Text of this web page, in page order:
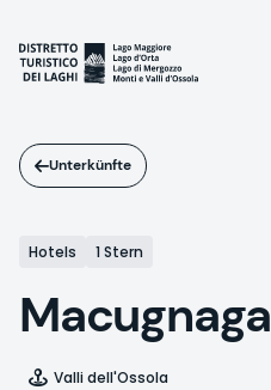
Inhalt
Unterkünfte
Hotels 1 Stern
Macugnaga
Valli dell'Ossola